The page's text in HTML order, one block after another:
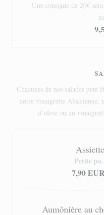
Une consigne de 20€
Chacunes de nos salades peut
notre vinaigrette Alsacienne,
d’olive ou un
7,90
Petite po.
Aumônière au